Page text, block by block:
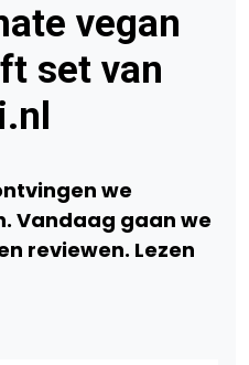
vegan
set van
we
Vandaag gaan we
reviewen. Lezen